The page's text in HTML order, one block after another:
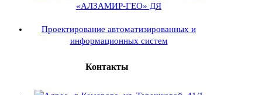
«АЛЗАМИР-ГЕО» ДЯ
Проектирование автоматизированных и
информационных систем
Контакты